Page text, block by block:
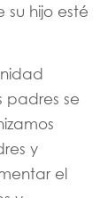
hijo esté
padres se
y
el